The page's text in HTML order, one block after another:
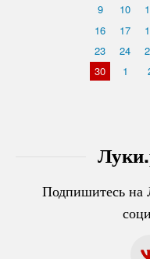
Подпишитесь
9
10
16
17
23
24
30
1